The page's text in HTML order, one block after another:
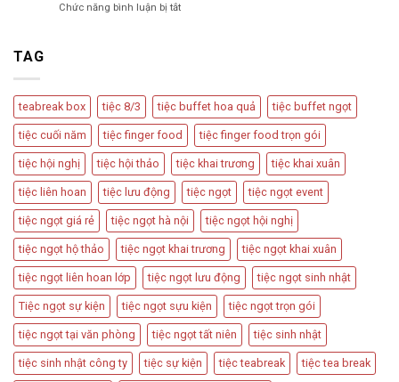
Ngọt
Trà
Kế
Bàn
Tiệc
Hấp
Dẫn
Chức năng bình luận bị tắtở
Dùng
Trong
Các
Sự
Kiện
Quan
Trọng
TAG
teabreak box tiệc 8/3 tiệc buffet hoa quả tiệc buffet ngọt
tiệc cuối năm tiệc finger food tiệc finger food trọn gói
tiệc hội nghị tiệc hội thảo tiệc khai trương tiệc khai xuân
tiệc liên hoan tiệc lưu động tiệc ngọt tiệc ngọt event
tiệc ngọt giá rẻ tiệc ngọt hà nội tiệc ngọt hội nghị
tiệc ngọt hộ thảo tiệc ngọt khai trương tiệc ngọt khai xuân
tiệc ngọt liên hoan lớp tiệc ngọt lưu động tiệc ngọt sinh nhật
Tiệc ngọt sự kiện tiệc ngọt sựu kiện tiệc ngọt trọn gói
tiệc ngọt tại văn phòng tiệc ngọt tất niên tiệc sinh nhật
tiệc sinh nhật công ty tiệc sự kiện tiệc teabreak tiệc tea break